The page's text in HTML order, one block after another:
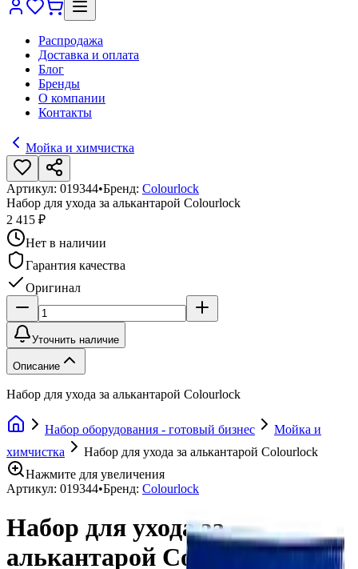
Распродажа
Доставка и оплата
Блог
Бренды
О компании
Контакты
Мойка и химчистка
Артикул: 019344•Бренд: Colourlock
Набор для ухода за алькантарой Colourlock
2 415 ₽
Нет в наличии
Гарантия качества
Оригинал
Уточнить наличие
Описание
Набор для ухода за алькантарой Colourlock
Набор оборудования - готовый бизнес
Мойка и
химчистка
Набор для ухода за алькантарой Colourlock
Нажмите для увеличения
Артикул: 019344•Бренд: Colourlock
Набор для ухода за
алькантарой Colourlock